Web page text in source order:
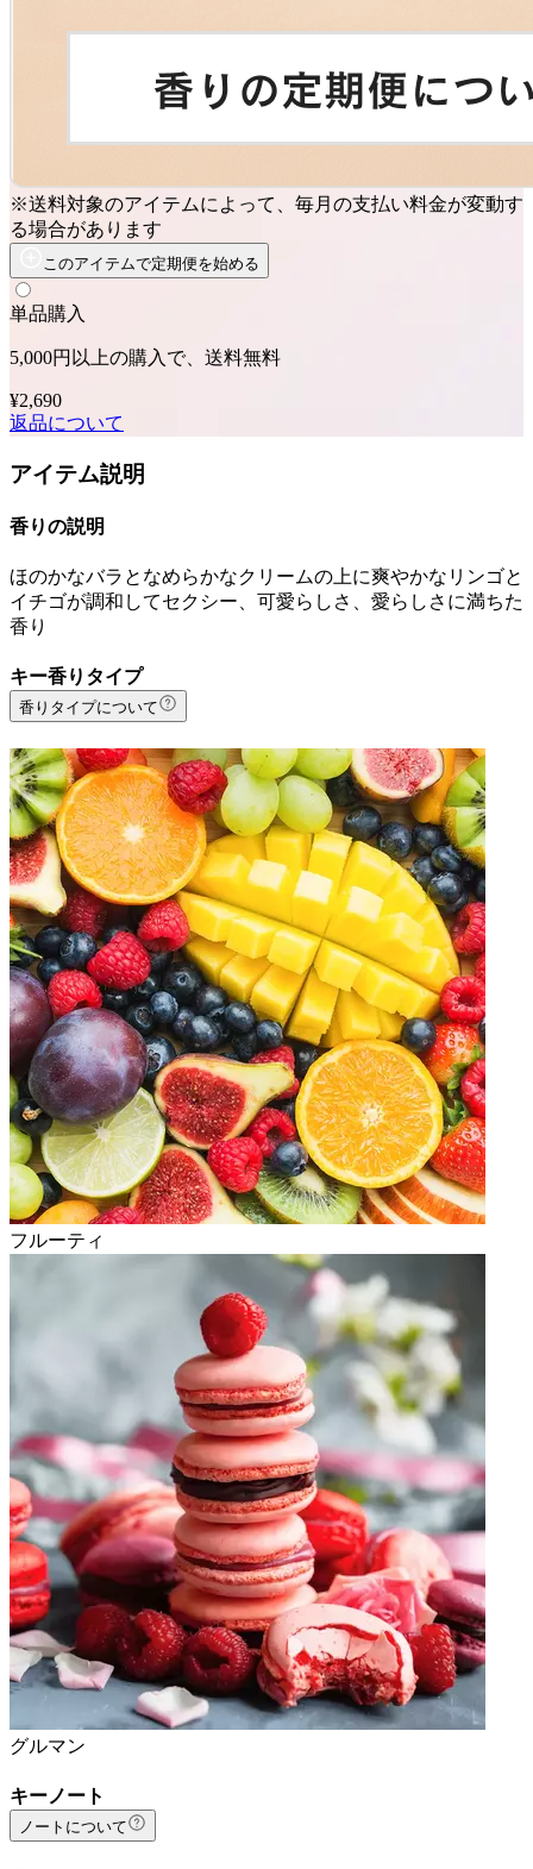
※送料対象のアイテムによって、毎月の支払い料金が変動す
る場合があります
このアイテムで定期便を始める
単品購入
5,000円以上の購入で、送料無料
¥2,690
返品について
アイテム説明
香りの説明
ほのかなバラとなめらかなクリームの上に爽やかなリンゴと
イチゴが調和してセクシー、可愛らしさ、愛らしさに満ちた
香り
キー香りタイプ
香りタイプについて
フルーティ
グルマン
キーノート
ノートについて